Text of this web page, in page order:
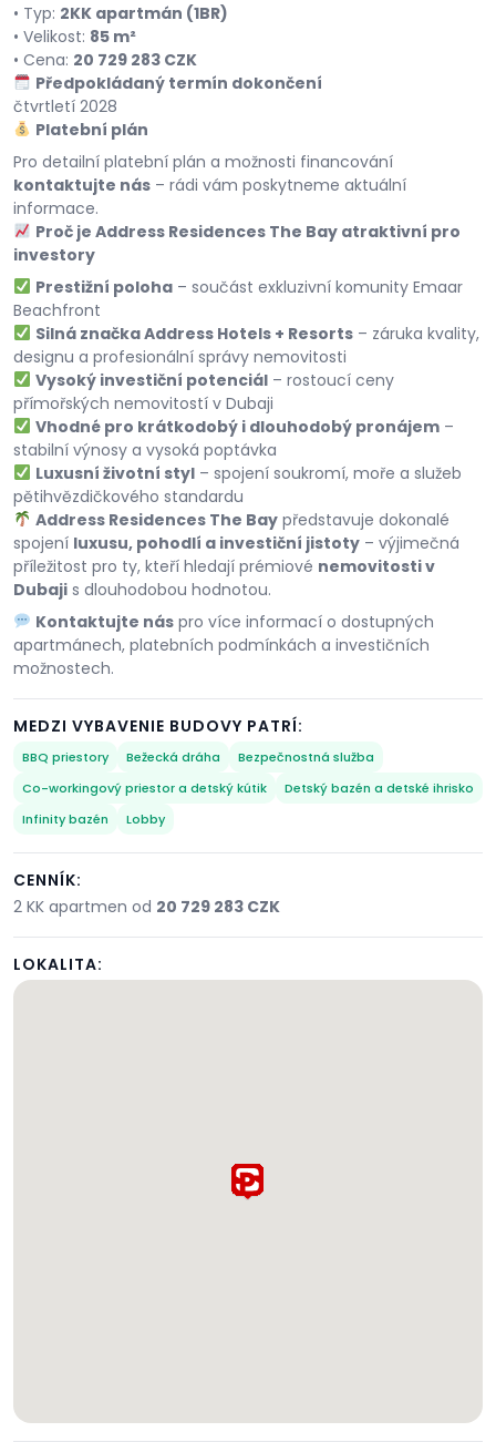
• Typ: 2KK apartmán (1BR)
• Velikost: 85 m²
• Cena: 20 729 283 CZK
Předpokládaný termín dokončení
čtvrtletí 2028
Platební plán
Pro detailní platební plán a možnosti financování
kontaktujte nás – rádi vám poskytneme aktuální
informace.
Proč je Address Residences The Bay atraktivní pro
investory
Prestižní poloha– součást exkluzivní komunity Emaar
Beachfront
Silná značka Address Hotels + Resorts– záruka kvality,
designu a profesionální správy nemovitosti
Vysoký investiční potenciál– rostoucí ceny
přímořských nemovitostí v Dubaji
Vhodné pro krátkodobý i dlouhodobý pronájem–
stabilní výnosy a vysoká poptávka
Luxusní životní styl– spojení soukromí, moře a služeb
pětihvězdičkového standardu
Address Residences The Baypředstavuje dokonalé
spojení luxusu, pohodlí a investiční jistoty – výjimečná
příležitost pro ty, kteří hledají prémiové nemovitosti v
Dubaji s dlouhodobou hodnotou.
Kontaktujte náspro více informací o dostupných
apartmánech, platebních podmínkách a investičních
možnostech.
MEDZI VYBAVENIE BUDOVY PATRÍ:
BBQ priestory Bežecká dráha
Bezpečnostná služba
Co-workingový priestor a detský kútik
Detský bazén a detské ihrisko
Infinity bazén
Lobby
CENNÍK:
2 KK apartmen od 20 729 283 CZK
LOKALITA: